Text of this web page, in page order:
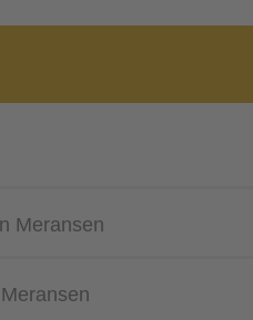
Meransen